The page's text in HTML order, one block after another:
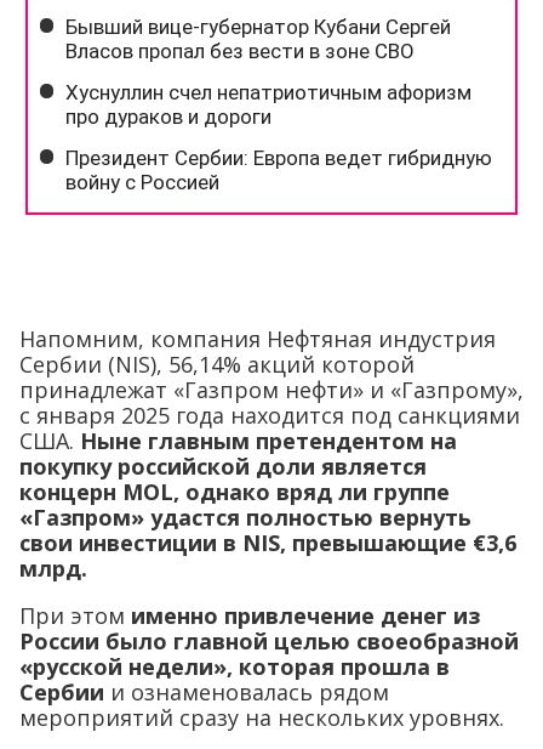
Напомним, компания Нефтяная индустрия
Сербии (NIS), 56,14% акций которой
принадлежат «Газпром нефти» и «Газпрому»,
с января 2025 года находится под санкциями
США. Ныне главным претендентом на
покупку российской доли является
концерн MOL, однако вряд ли группе
«Газпром» удастся полностью вернуть
свои инвестиции в NIS, превышающие €3,6
млрд.
При этом именно привлечение денег из
России было главной целью своеобразной
«русской недели», которая прошла в
Сербии и ознаменовалась рядом
мероприятий сразу на нескольких уровнях.